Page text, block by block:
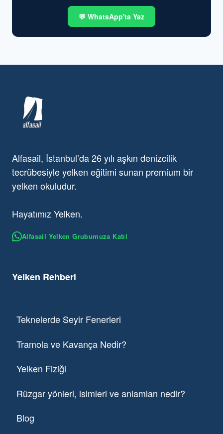
💬 WhatsApp'ta Yaz
Alfasail, İstanbul’da 26 yılı aşkın denizcilik
tecrübesiyle yelken eğitimi sunan premium bir
yelken okuludur.
Hayatımız Yelken.
Alfasail Yelken Grubumuza Katıl
Yelken Rehberi
Teknelerde Seyir Fenerleri
Tramola ve Kavança Nedir?
Yelken Fiziği
Rüzgar yönleri, isimleri ve anlamları nedir?
Blog